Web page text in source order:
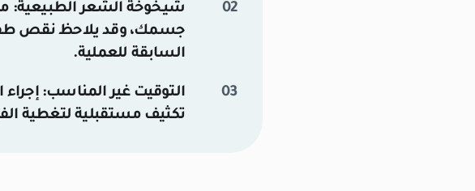
شيخوخة الشعر الطبيعية:
جسمك، وقد يلاحظ نقص طفيف
السابقة للعملية.
التوقيت غير المناسب:
تكثيف مستقبلية لتغطية